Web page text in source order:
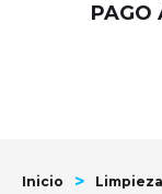
PAGO
Inicio >